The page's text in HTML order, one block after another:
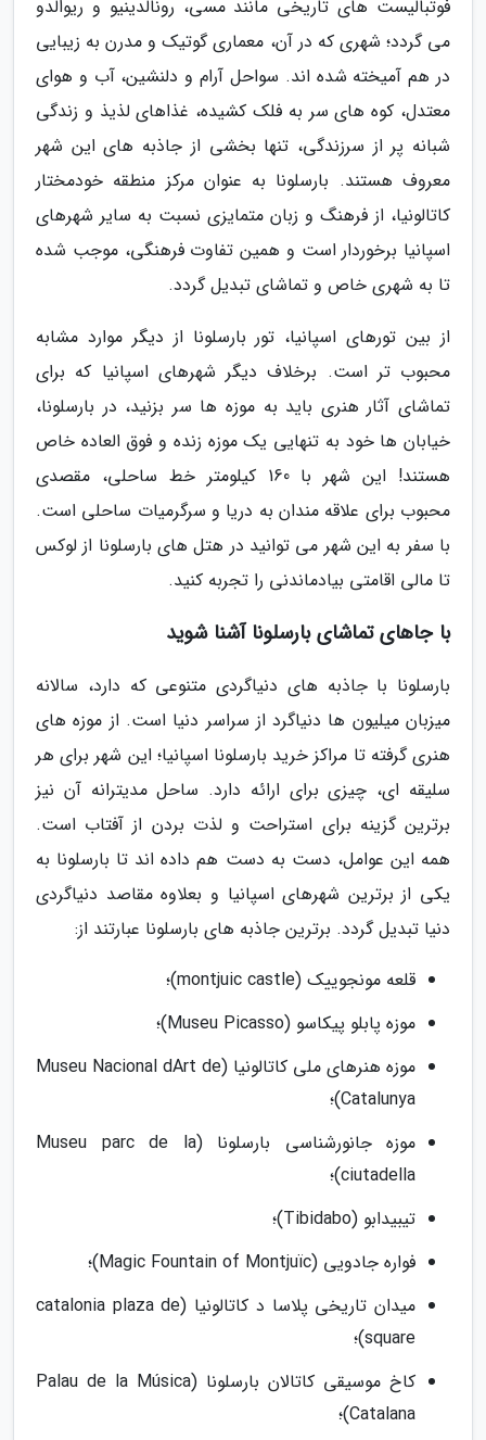
فوتبالیست های تاریخی مانند مسی، رونالدینیو و ریوالدو
می گردد؛ شهری که در آن، معماری گوتیک و مدرن به زیبایی
در هم آمیخته شده اند. سواحل آرام و دلنشین، آب و هوای
معتدل، کوه های سر به فلک کشیده، غذاهای لذیذ و زندگی
شبانه پر از سرزندگی، تنها بخشی از جاذبه های این شهر
معروف هستند. بارسلونا به عنوان مرکز منطقه خودمختار
کاتالونیا، از فرهنگ و زبان متمایزی نسبت به سایر شهرهای
اسپانیا برخوردار است و همین تفاوت فرهنگی، موجب شده
تا به شهری خاص و تماشای تبدیل گردد.
از بین تورهای اسپانیا، تور بارسلونا از دیگر موارد مشابه
محبوب تر است. برخلاف دیگر شهرهای اسپانیا که برای
تماشای آثار هنری باید به موزه ها سر بزنید، در بارسلونا،
خیابان ها خود به تنهایی یک موزه زنده و فوق العاده خاص
هستند! این شهر با 160 کیلومتر خط ساحلی، مقصدی
محبوب برای علاقه مندان به دریا و سرگرمیات ساحلی است.
با سفر به این شهر می توانید در هتل های بارسلونا از لوکس
تا مالی اقامتی بیادماندنی را تجربه کنید.
با جاهای تماشای بارسلونا آشنا شوید
بارسلونا با جاذبه های دنیاگردی متنوعی که دارد، سالانه
میزبان میلیون ها دنیاگرد از سراسر دنیا است. از موزه های
هنری گرفته تا مراکز خرید بارسلونا اسپانیا؛ این شهر برای هر
سلیقه ای، چیزی برای ارائه دارد. ساحل مدیترانه آن نیز
برترین گزینه برای استراحت و لذت بردن از آفتاب است.
همه این عوامل، دست به دست هم داده اند تا بارسلونا به
یکی از برترین شهرهای اسپانیا و بعلاوه مقاصد دنیاگردی
دنیا تبدیل گردد. برترین جاذبه های بارسلونا عبارتند از:
قلعه مونجوییک (montjuic castle)؛
موزه پابلو پیکاسو (Museu Picasso)؛
موزه هنرهای ملی کاتالونیا (Museu Nacional dArt de
Catalunya)؛
موزه جانورشناسی بارسلونا (Museu parc de la
ciutadella)؛
تیبیدابو (Tibidabo)؛
فواره جادویی (Magic Fountain of Montjuïc)؛
میدان تاریخی پلاسا د کاتالونیا (catalonia plaza de
square)؛
کاخ موسیقی کاتالان بارسلونا (Palau de la Música
Catalana)؛